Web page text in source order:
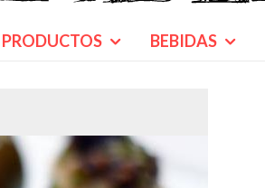
PRODUCTOS BEBIDAS